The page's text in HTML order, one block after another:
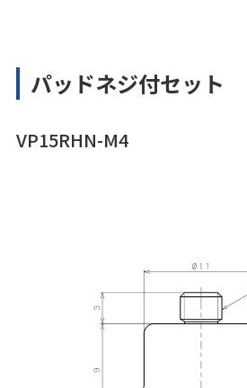
パッドネジ付セット
VP15RHN-M4